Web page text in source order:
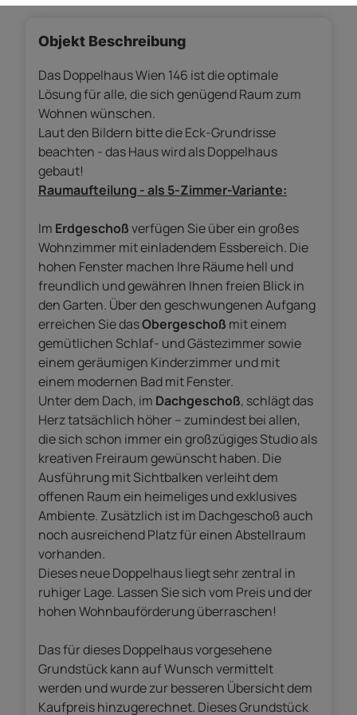
Objekt Beschreibung
Das Doppelhaus Wien 146 ist die optimale
Lösung für alle, die sich genügend Raum zum
Wohnen wünschen.
Laut den Bildern bitte die Eck-Grundrisse
beachten - das Haus wird als Doppelhaus
gebaut!
Raumaufteilung - als 5-Zimmer-Variante:
Im Erdgeschoßverfügen Sie über ein großes
Wohnzimmer mit einladendem Essbereich. Die
hohen Fenster machen Ihre Räume hell und
freundlich und gewähren Ihnen freien Blick in
den Garten. Über den geschwungenen Aufgang
erreichen Sie dasObergeschoß mit einem
gemütlichen Schlaf- und Gästezimmer sowie
einem geräumigen Kinderzimmer und mit
einem modernen Bad mit Fenster.
Unter dem Dach, im Dachgeschoß, schlägt das
Herz tatsächlich höher – zumindest bei allen,
die sich schon immer ein großzügiges Studio als
kreativen Freiraum gewünscht haben. Die
Ausführung mit Sichtbalken verleiht dem
offenen Raum ein heimeliges und exklusives
Ambiente. Zusätzlich ist im Dachgeschoß auch
noch ausreichend Platz für einen Abstellraum
vorhanden.
Dieses neue Doppelhaus liegt sehr zentral in
ruhiger Lage. Lassen Sie sich vom Preis und der
hohen Wohnbauförderung überraschen!
Das für dieses Doppelhaus vorgesehene
Grundstück kann auf Wunsch vermittelt
werden und wurde zur besseren Übersicht dem
Kaufpreis hinzugerechnet. Dieses Grundstück